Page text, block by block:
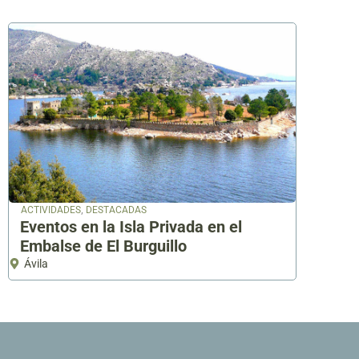
ACTIVIDADES, DESTACADAS
Eventos en la Isla Privada en el
Embalse de El Burguillo
Ávila